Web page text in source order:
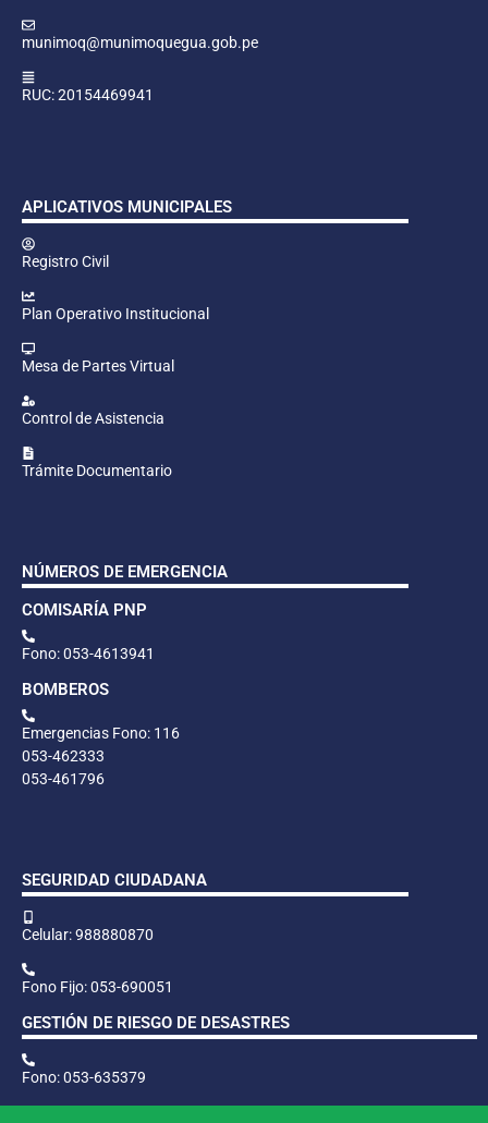
munimoq@munimoquegua.gob.pe
RUC: 20154469941
APLICATIVOS MUNICIPALES
Registro Civil
Plan Operativo Institucional
Mesa de Partes Virtual
Control de Asistencia
Trámite Documentario
NÚMEROS DE EMERGENCIA
COMISARÍA PNP
Fono: 053-4613941
BOMBEROS
Emergencias Fono: 116
053-462333
053-461796
SEGURIDAD CIUDADANA
Celular: 988880870
Fono Fijo: 053-690051
GESTIÓN DE RIESGO DE DESASTRES
Fono: 053-635379